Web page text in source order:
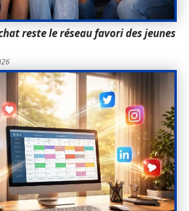
reste le réseau favori des jeunes